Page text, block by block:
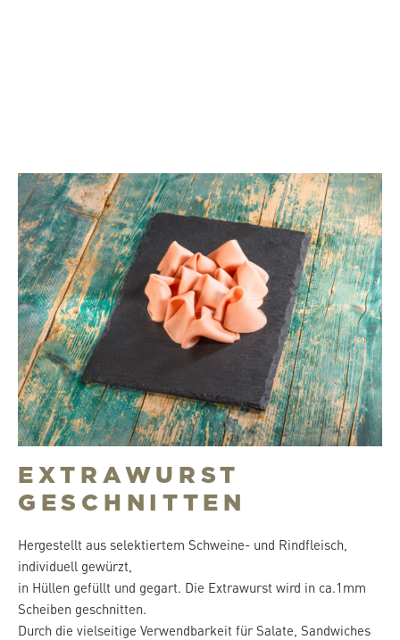
EXTRAWURST
GESCHNITTEN
Hergestellt aus selektiertem Schweine- und Rindfleisch,
individuell gewürzt,
in Hüllen gefüllt und gegart. Die Extrawurst wird in ca.1mm
Scheiben geschnitten.
Durch die vielseitige Verwendbarkeit für Salate, Sandwiches